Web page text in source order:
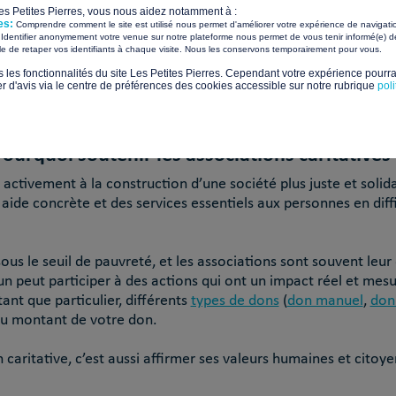
la santé. En France, des milliers d’associations
d’utilité publique , disposent d’un cadre légal leur
appel aux donsdu public. Leur fonctionnement repose
impact social.
soutenir les associations caritatives
à la construction d’une société plus juste et
concrète et des services essentiels aux personnes en
le seuil de pauvreté, et les associations sont souvent
peut participer à des actions qui ont un impact réel et
que particulier, différents types de dons(don manuel,
montant de votre don.
c’est aussi affirmer ses valeurs humaines et
Petites Pierres, vous nous aidez notamment à :
Comprendre comment le site est utilisé nous permet d'améliorer votre expérience de
Identifier anonymement votre venue sur notre plateforme nous permet de vous tenir informé(e)
de retaper vos identifiants à chaque visite. Nous les conservons temporairement pour vous.
les fonctionnalités du site Les Petites Pierres. Cependant votre expérience
d'avis via le centre de préférences des cookies accessible sur notre rubrique